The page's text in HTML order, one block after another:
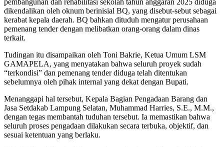
pembangunan dan rehabilitasi sekolah tahun anggaran 2025 diduga
dikendalikan oleh oknum berinisial BQ, yang disebut-sebut sebagai
kerabat kepala daerah. BQ bahkan dituduh mengatur perusahaan
pemenang tender dengan melibatkan orang-orang dalam dinas
terkait.
Tudingan itu disampaikan oleh Toni Bakrie, Ketua Umum LSM
GAMAPELA, yang menyatakan bahwa seluruh proyek sudah
“terkondisi” dan pemenang tender diduga telah ditentukan
sebelumnya oleh pihak internal yang dekat dengan Bupati.
Menanggapi hal tersebut, Kepala Bagian Pengadaan Barang dan
Jasa Setdakab Lampung Selatan, Muhammad Harries, S.E., M.M.,
dengan tegas membantah tuduhan tersebut. Ia memastikan bahwa
seluruh proses pengadaan dilakukan secara terbuka, objektif, dan
sesuai ketentuan yang berlaku.